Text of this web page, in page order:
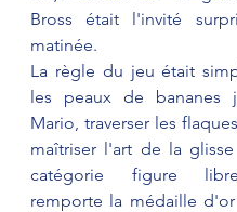
Bross était l'invité
matinée.
La règle du jeu était
les peaux de bananes
Mario, traverser les
maîtriser l'art de la
catégorie figure
remporte la médaille